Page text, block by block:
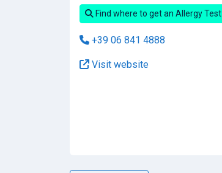
Find where to get an Allergy Test
+39 06 841 4888
Visit website